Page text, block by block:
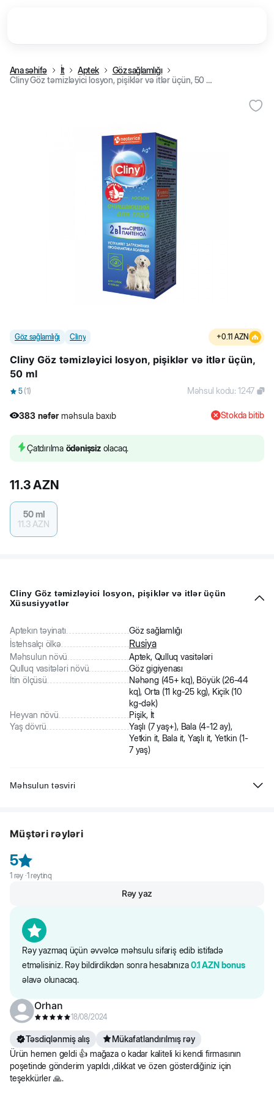
Ana səhifə İt Aptek
Göz sağlamlığı
Cliny Göz təmizləyici losyon, pişiklər və itlər üçün, 50 ml
Göz sağlamlığı Cliny +0.11 AZN
Cliny Göz təmizləyici losyon, pişiklər və itlər üçün,
50 ml
5 (1) Məhsul kodu:1247
383 nəfər məhsula baxıb
383 nəfər məhsula baxıb
Stokda bitib
Çatdırılma ödənişsizolacaq.
11.3AZN
50 ml
11.3 AZN
Cliny Göz təmizləyici losyon, pişiklər və itlər üçün
Xüsusiyyətlər
Aptekın təyinatı
Göz sağlamlığı
İstehsalçı ölkə
Rusiya
Məhsulun növü
Aptek, Qulluq vasitələri
Qulluq vasitələri növü
Göz gigiyenası
İtin ölçüsü
Nəhəng (45+ kq), Böyük (26-44
kq), Orta (11 kg-25 kg), Kiçik (10
kg-dək)
Heyvan növü
Pişik, İt
Yaş dövrü
Yaşlı (7 yaş+), Bala (4-12 ay),
Yetkin it, Bala it, Yaşlı it, Yetkin (1-
7 yaş)
Məhsulun təsviri
qapaqlarının şişməsini və qıcıqlanmasını aradan qaldırır; göz
Müştəri rəyləri
5
1 rəy ·1 reytinq
Rəy yazmaq üçün əvvəlcə məhsulu sifariş edib istifadə
etməlisiniz. Rəy bildirdikdən sonra hesabınıza0.1 AZN bonus
əlavə olunacaq.
Rəy yaz
Orhan
18/08/2024
Təsdiqlənmiş alış
Mükafatlandırılmış rəy
Ürün hemen geldi 👍 mağaza o kadar kaliteli ki kendi firmasının
poşetinde gönderim yapıldı ,dikkat ve özen gösterdiğiniz için
teşekkürler 🙏.